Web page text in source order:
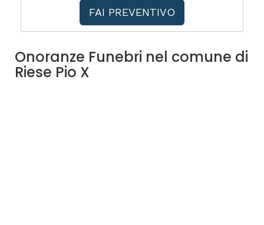
FAI PREVENTIVO
Onoranze Funebri nel comune di
Riese Pio X